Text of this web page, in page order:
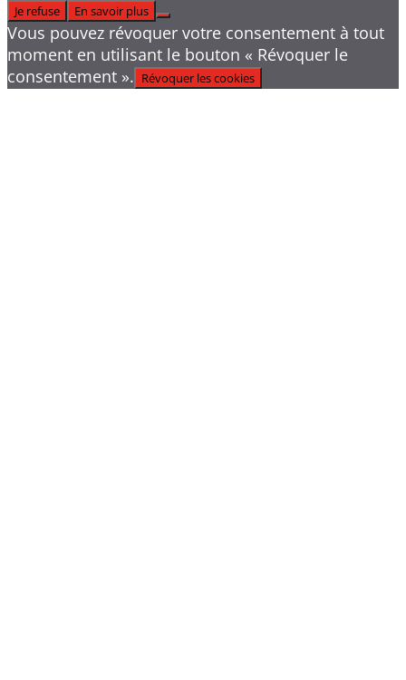
Je refuse En savoir plus
Vous pouvez révoquer votre consentement à tout
moment en utilisant le bouton « Révoquer le
consentement ». Révoquer les cookies